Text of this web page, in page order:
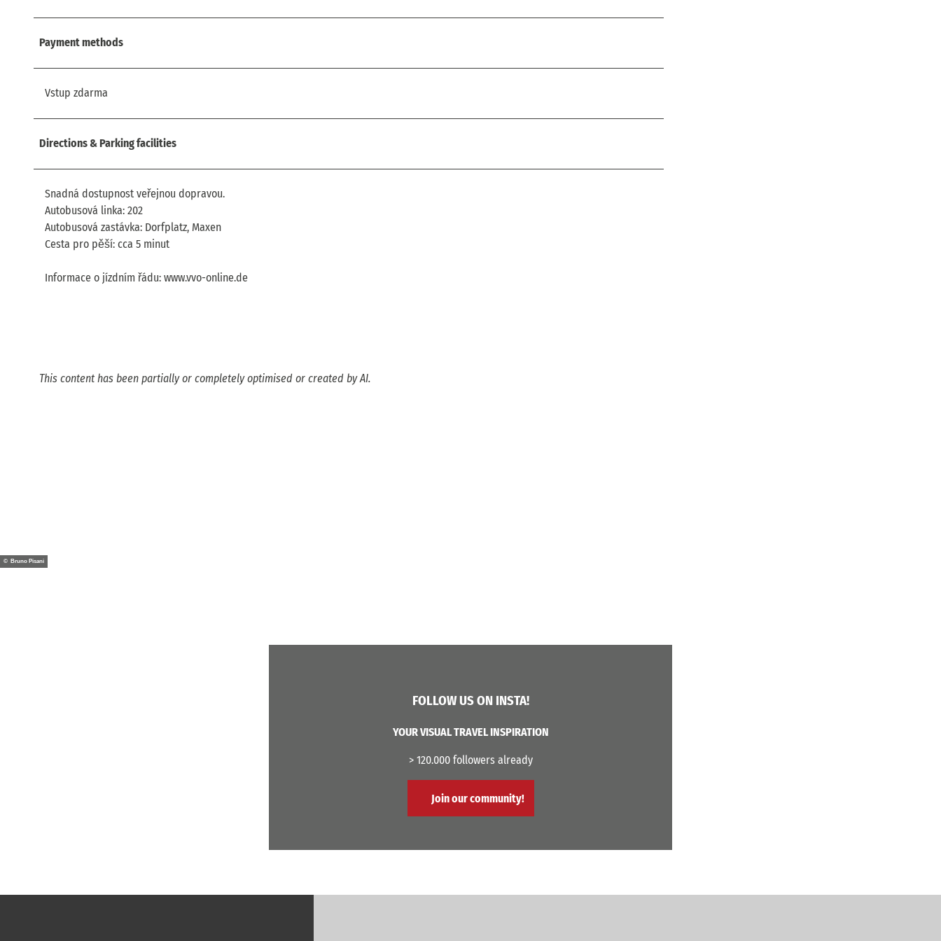
Payment methods
Vstup zdarma
Directions & Parking facilities
Snadná dostupnost veřejnou dopravou.
Autobusová linka: 202
Autobusová zastávka: Dorfplatz, Maxen
Cesta pro pěší: cca 5 minut
Informace o jízdním řádu: www.vvo-online.de
This content has been partially or completely optimised or created by AI.
© Bruno Pisani
FOLLOW US ON INSTA!
YOUR VISUAL TRAVEL INSPIRATION
> 120.000 followers already
Join our community!